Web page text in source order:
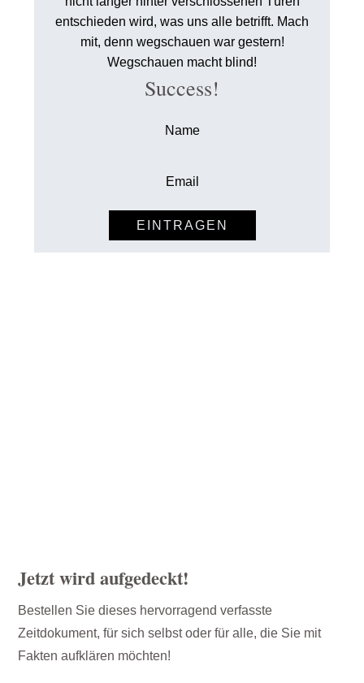
entschieden wird, was uns alle betrifft. Mach
mit, denn wegschauen war gestern!
Wegschauen macht blind!
Success!
EINTRAGEN
Jetzt wird aufgedeckt!
Bestellen Sie dieses hervorragend verfasste
Zeitdokument, für sich selbst oder für alle, die Sie mit
Fakten aufklären möchten!